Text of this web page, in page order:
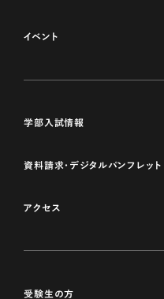
イベント
学部入試情報
資料請求・デジタルパンフレット
アクセス
受験生の方